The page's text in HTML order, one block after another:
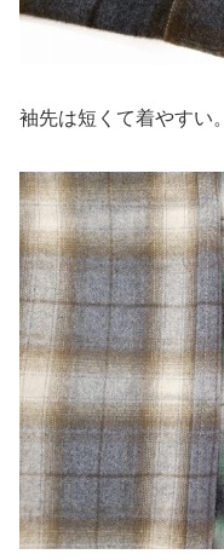
袖先は短くて着やすい。